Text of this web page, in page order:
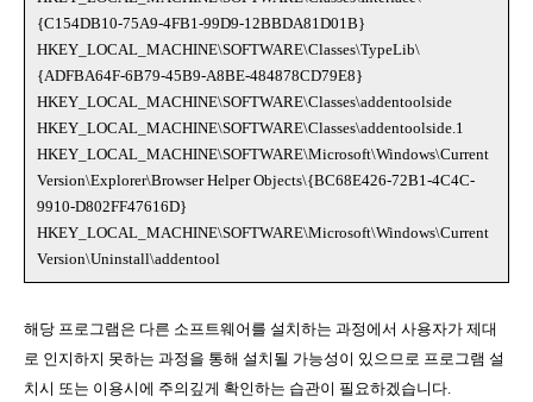
{C154DB10-75A9-4FB1-99D9-12BBDA81D01B}
HKEY_LOCAL_MACHINE\SOFTWARE\Classes\TypeLib\
{ADFBA64F-6B79-45B9-A8BE-484878CD79E8}
HKEY_LOCAL_MACHINE\SOFTWARE\Classes\addentoolside
HKEY_LOCAL_MACHINE\SOFTWARE\Classes\addentoolside.1
HKEY_LOCAL_MACHINE\SOFTWARE\Microsoft\Windows\Current
Version\Explorer\Browser Helper Objects\{BC68E426-72B1-4C4C-
9910-D802FF47616D}
HKEY_LOCAL_MACHINE\SOFTWARE\Microsoft\Windows\Current
Version\Uninstall\addentool
해당 프로그램은 다른 소프트웨어를 설치하는 과정에서 사용자가 제대
로 인지하지 못하는 과정을 통해 설치될 가능성이 있으므로 프로그램 설
치시 또는 이용시에 주의깊게 확인하는 습관이 필요하겠습니다.